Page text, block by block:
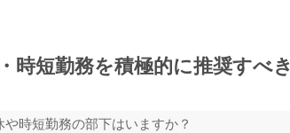
時短勤務を積極的に推奨すべき
時短勤務の部下はいますか？